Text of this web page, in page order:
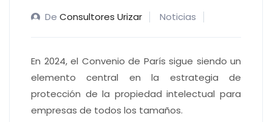
De Consultores Urizar Noticias
En 2024, el Convenio de París sigue siendo un
elemento central en la estrategia de
protección de la propiedad intelectual para
empresas de todos los tamaños.